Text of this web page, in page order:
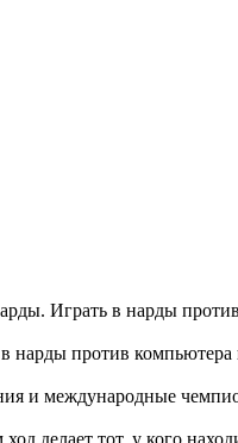
Играть в нарды
нарды против компьютера
и международные
делает тот, у кого